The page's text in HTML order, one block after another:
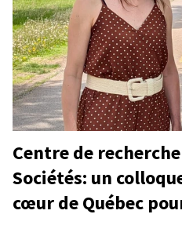
Centre de
Sociétés: un
cœur de Québec